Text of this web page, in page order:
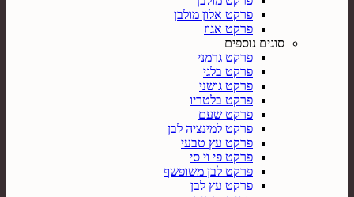
פרקט אלון מולבן
פרקט אגוז
סוגים נוספים
פרקט גרמני
פרקט בלגי
פרקט גושני
פרקט בלטריו
פרקט שעם
פרקט למינציה לבן
פרקט עץ טבעי
פרקט פי וי סי
פרקט לבן משופשף
פרקט עץ לבן